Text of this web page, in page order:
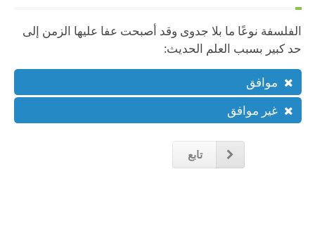
الفلسفة نوعًا ما بلا جدوى وقد أصبحت عفا عليها الزمن إلى
حد كبير بسبب العلم الحديث:
موافق
غير موافق
تابع